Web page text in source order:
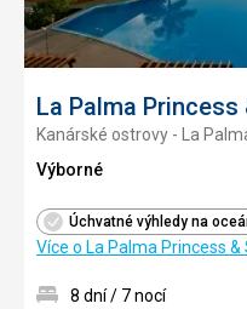
La Palma Princess
Kanárské ostrovy - La
Výborné
Úchvatné výhledy na
Více o La Palma Princess &
8 dní / 7 nocí